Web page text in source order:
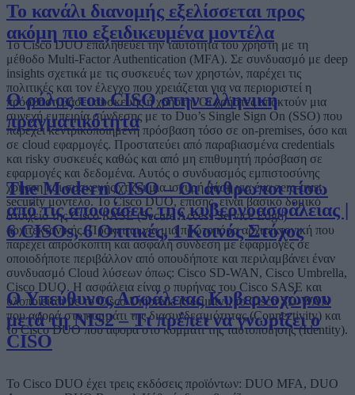
Το κανάλι διανομής εξελίσσεται προς
ακόμη πιο εξειδικευμένα μοντέλα
Ο ρόλος του CISO στην ελληνική
πραγματικότητα
The Modern CISO – Οι άνθρωποι πίσω
από τις αποφάσεις της κυβερνοασφάλειας |
6 CISOs, 6 Οπτικές, 1 Κοινός Στόχος
Ο Υπεύθυνος Ασφάλειας Κυβερνοχώρου
μετά τη NIS2 – Τι πρέπει να γνωρίζει ο
CISO
Το Cisco DUO επαληθεύει την ταυτότητα του χρήστη με τη
μέθοδο Multi-Factor Authentication (MFA). Σε συνδυασμό με deep
insights σχετικά με τις συσκευές των χρηστών, παρέχει τις
πολιτικές και τον έλεγχο που χρειάζεται για να περιοριστεί η
πρόσβαση βάσει συσκευής ή χρήστη. Οι χρήστες αποκτούν μια
συνεχή εμπειρία σύνδεσης με το Duo’s Single Sign On (SSO) που
παρέχει κεντρικοποιημένη πρόσβαση τόσο σε on-premises, όσο και
σε cloud εφαρμογές. Προστατεύει από παραβιασμένα credentials
και risky συσκευές καθώς και από μη επιθυμητή πρόσβαση σε
εφαρμογές και δεδομένα. Αυτός ο συνδυασμός εμπιστοσύνης
χρήστη και συσκευής χτίζει μια ισχυρή βάση για ένα zero-trust
security μοντέλο. Το Cisco DUO, επίσης, είναι βασικό δομικό
στοιχείο της Cisco SASE (Secure Access Service Edge)
αρχιτεκτονικής. Πρόκειται για μια πρωτοπόρα αρχιτεκτονική που
παρέχει απρόσκοπτη και ασφαλή σύνδεση με εφαρμογές σε
οποιοδήποτε περιβάλλον από οπουδήποτε και περιλαμβάνει έναν
συνδυασμό Cloud λύσεων όπως: Cisco SD-WAN, Cisco Umbrella,
Cisco DUO. Η ασφάλεια είναι ο πυρήνας του Cisco SASE και
υλοποιείται με το Cisco Umbrella (Security), το Cisco SD-WAN
που αφορά στο κομμάτι της διασυνδεσιμότητας (Connectivity) και
το Cisco DUO που αφορά στο κομμάτι της ταυτοποίησης (Identity).
Το Cisco DUO έχει τρεις εκδόσεις προϊόντων: DUO MFA, DUO